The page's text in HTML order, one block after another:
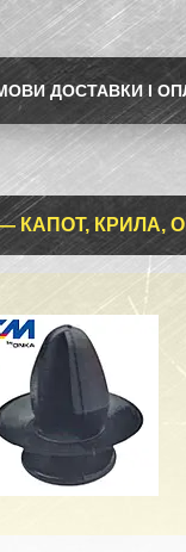
ДОСТАВКИ І
КАПОТ, КРИЛА,